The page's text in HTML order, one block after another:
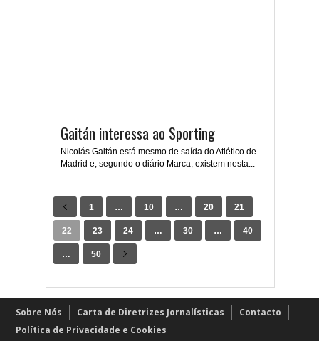
Gaitán interessa ao Sporting
Nicolás Gaitán está mesmo de saída do Atlético de
Madrid e, segundo o diário Marca, existem nesta...
1 … 10 … 20 21
22 23 24 … 30 … 40
… 50
Sobre Nós Carta de Diretrizes Jornalísticas
Contacto
Política de Privacidade e Cookies